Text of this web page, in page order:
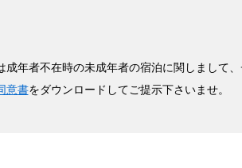
成年者不在時の未成年者の宿泊に関しまして
意書をダウンロードしてご提示下さいませ。